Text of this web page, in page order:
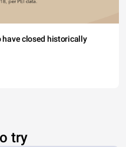
closed historically
try